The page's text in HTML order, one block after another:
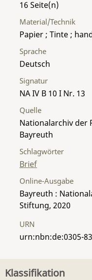
16
Material/Technik
Papier ; Tinte ;
Sprache
Deutsch
Signatur
NA IV B 10 I Nr. 13
Quelle
Nationalarchiv der
Bayreuth
Schlagwörter
Brief
Online-Ausgabe
Bayreuth :
Stiftung, 2020
URN
urn:nbn:de:0305-
Klassifikation